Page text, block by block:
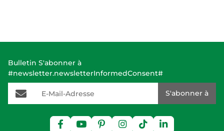
Bulletin S'abonner à
#newsletter.newsletterInformedConsent#
E-Mail-Adresse
S'abonner à